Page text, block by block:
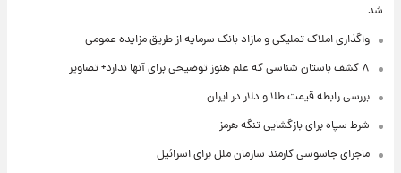
شد
واگذاری املاک تملیکی و مازاد بانک سرمایه از طریق مزایده عمومی
۸ کشف باستان شناسی که علم هنوز توضیحی برای آنها ندارد+ تصاویر
بررسی رابطه قیمت طلا و دلار در ایران
شرط سپاه برای بازگشایی تنگه هرمز
ماجرای جاسوسی کارمند سازمان ملل برای اسرائیل